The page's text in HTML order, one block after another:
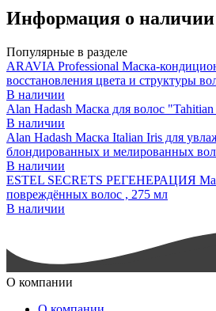
Информация о наличии
Популярные в разделе
ARAVIA Professional Маска-
восстановления цвета и структуры
В наличии
Alan Hadash Маска для волос
В наличии
Alan Hadash Маска Italian Iris для
блондированных и мелированных
В наличии
ESTEL SECRETS РЕГЕНЕРАЦИЯ
повреждённых волос , 275 мл
В наличии
О компании